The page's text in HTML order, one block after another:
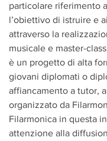
particolare riferimento
l’obiettivo di istruire e
attraverso la
musicale e master-
è un progetto di alta
giovani diplomati o
affiancamento a tutor,
organizzato da
Filarmonica in questa
attenzione alla